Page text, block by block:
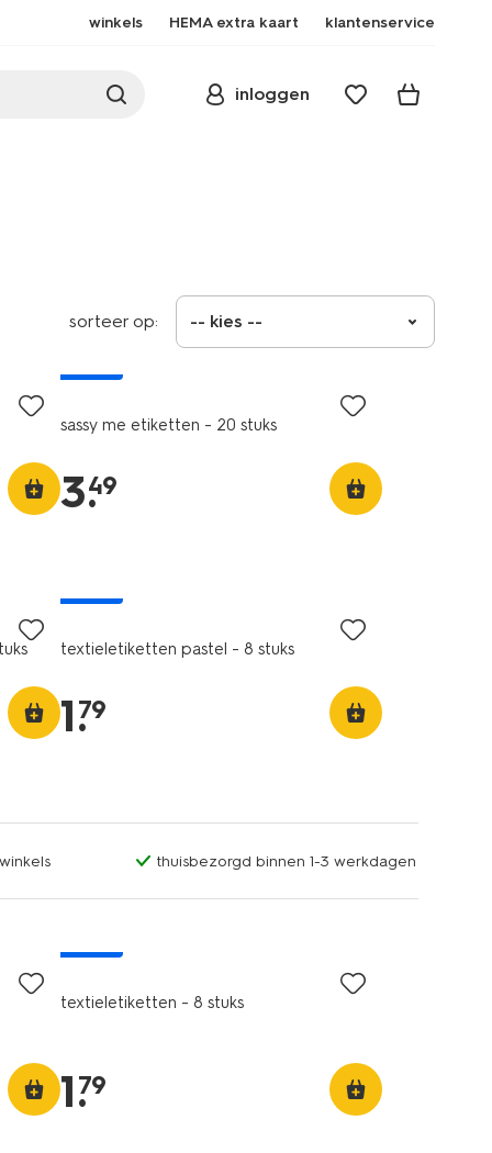
winkels HEMA extra kaart klantenservice
inloggen
sorteer op: -- kies --
sassy me etiketten - 20 stuks
3.
49
textieletiketten pastel - 8 stuks
1.
79
thuisbezorgd binnen 1-3 werkdagen
textieletiketten - 8 stuks
1.
79